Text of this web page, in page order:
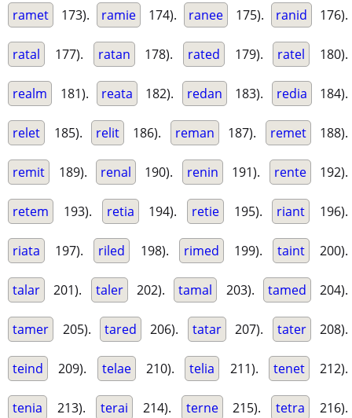
ramet 173). ramie 174). ranee 175). ranid 176).
ratal 177). ratan 178). rated 179). ratel 180).
realm 181). reata 182). redan 183). redia 184).
relet 185). relit 186). reman 187). remet 188).
remit 189). renal 190). renin 191). rente 192).
retem 193). retia 194). retie 195). riant 196).
riata 197). riled 198). rimed 199). taint 200).
talar 201). taler 202). tamal 203). tamed 204).
tamer 205). tared 206). tatar 207). tater 208).
teind 209). telae 210). telia 211). tenet 212).
tenia 213). terai 214). terne 215). tetra 216).